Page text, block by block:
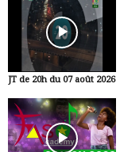
JT de 20h du 07 août 2026